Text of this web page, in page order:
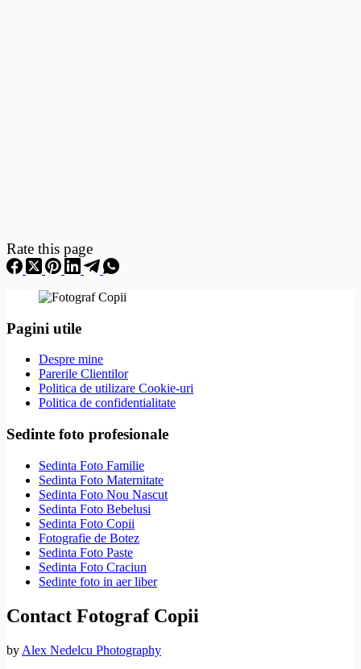
Rate this page
Pagini utile
Despre mine
Parerile Clientilor
Politica de utilizare Cookie-uri
Politica de confidentialitate
Sedinte foto profesionale
Sedinta Foto Familie
Sedinta Foto Maternitate
Sedinta Foto Nou Nascut
Sedinta Foto Bebelusi
Sedinta Foto Copii
Fotografie de Botez
Sedinta Foto Paste
Sedinta Foto Craciun
Sedinte foto in aer liber
Contact Fotograf Copii
by Alex Nedelcu Photography